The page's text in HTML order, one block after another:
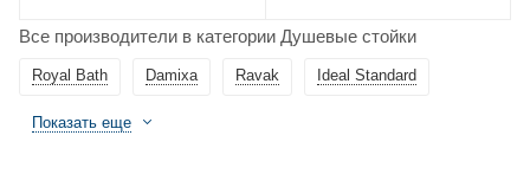
Все производители в категории Душевые стойки
Damixa Ravak Ideal Standard
Royal Bath
Показать еще